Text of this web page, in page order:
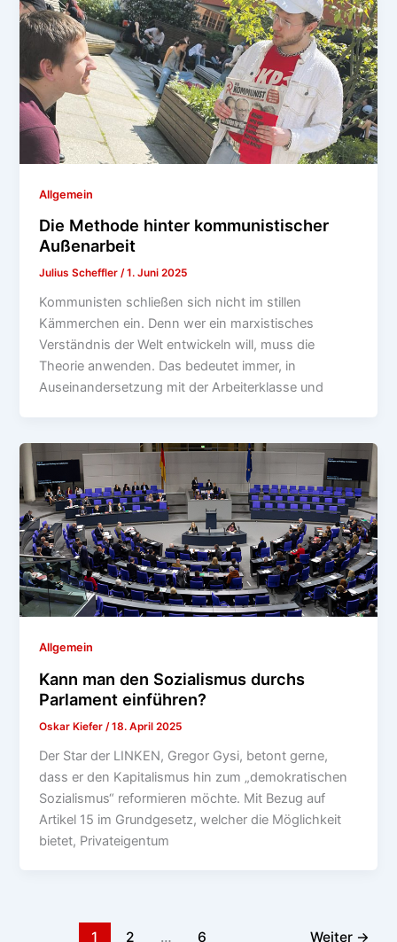
Allgemein
Die Methode hinter kommunistischer
Außenarbeit
Julius Scheffler/1. Juni 2025
Kommunisten schließen sich nicht im stillen
Kämmerchen ein. Denn wer ein marxistisches
Verständnis der Welt entwickeln will, muss die
Theorie anwenden. Das bedeutet immer, in
Auseinandersetzung mit der Arbeiterklasse und
Allgemein
Kann man den Sozialismus durchs
Parlament einführen?
Oskar Kiefer /18. April 2025
Der Star der LINKEN, Gregor Gysi, betont gerne,
dass er den Kapitalismus hin zum „demokratischen
Sozialismus“ reformieren möchte. Mit Bezug auf
Artikel 15 im Grundgesetz, welcher die Möglichkeit
bietet, Privateigentum
1 2 … 6 Weiter →